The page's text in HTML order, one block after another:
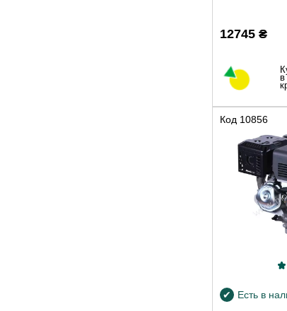
12745 ₴
в
Код 10856
Есть в